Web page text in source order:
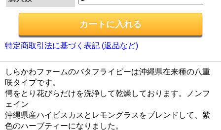
特定商取引法に基づく表記 (返品など)
しらかわファームのバタフライピーは沖縄県在来種の八重
咲タイプです。
愕をとり花びらだけを洗浄して乾燥しております。ノンフ
ェイン
沖縄県産ハイビスカスとレモングラスをブレンドして、紫
色のハーブティーになりました。